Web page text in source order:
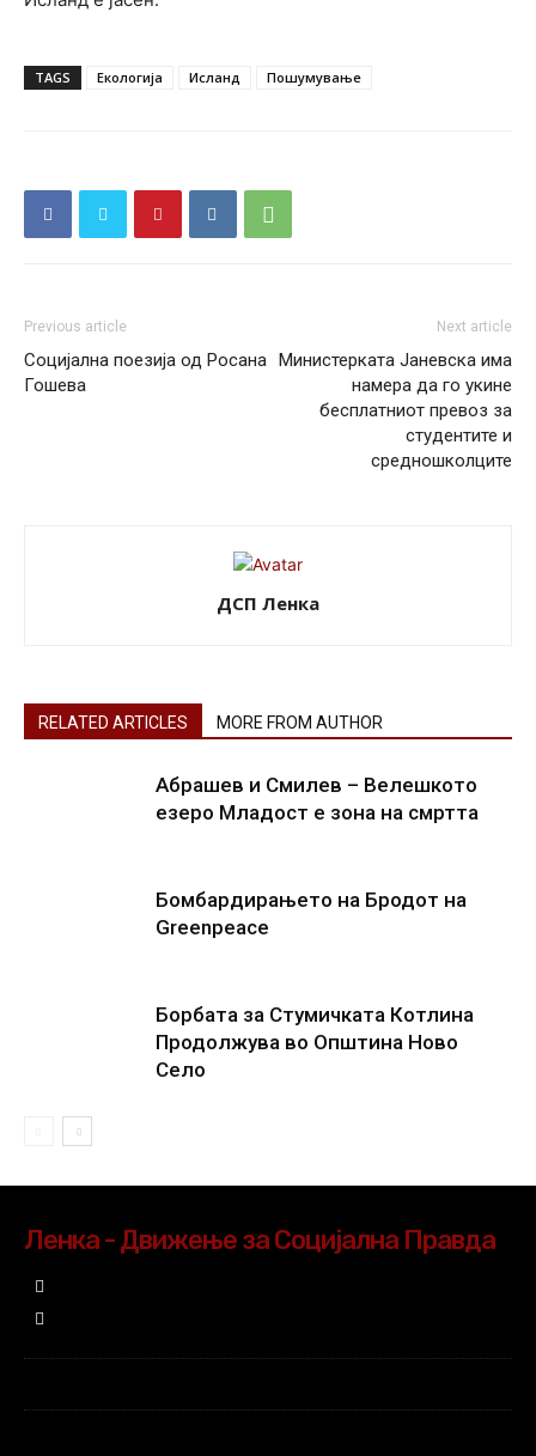
TAGS Екологија Исланд Пошумување
Previous article
Социјална поезија од Росана
Гошева
Next article
Министерката Јаневска има
намера да го укине
бесплатниот превоз за
студентите и
средношколците
ДСП Ленка
RELATED ARTICLES MORE FROM AUTHOR
Абрашев и Смилев – Велешкото
езеро Младост е зона на смртта
Бомбардирањето на Бродот на
Greenpeace
Борбата за Стумичката Котлина
Продолжува во Општина Ново
Село
Ленка - Движење за Социјална Правда